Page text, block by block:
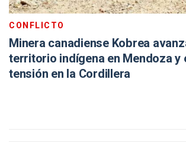
CONFLICTO
Minera canadiense Kobrea
territorio indígena en Mendoza y
tensión en la Cordillera